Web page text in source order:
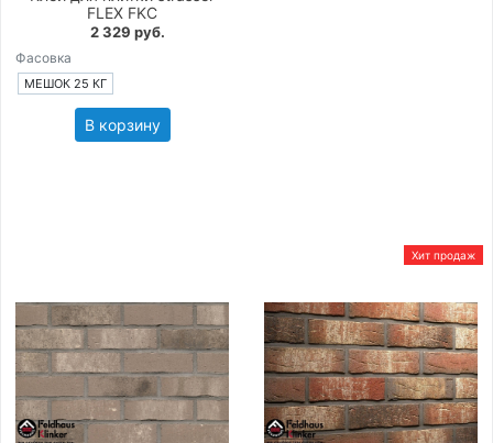
FLEX FKC
2 329 руб.
Фасовка
МЕШОК 25 КГ
В корзину
Хит продаж